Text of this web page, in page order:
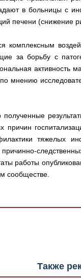
в больницы с
печени (снижение
комплексным
за борьбу с
мнению
полученные
причин
тяжелых
работы
сообществе.
Также